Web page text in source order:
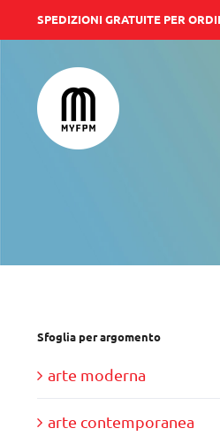
al
contenuto
SPEDIZIONI GRATUITE PER
Sfoglia per argomento
arte moderna
arte contemporanea